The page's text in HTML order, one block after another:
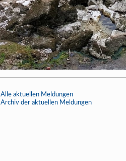
Alle aktuellen Meldungen
Archiv der aktuellen Meldungen